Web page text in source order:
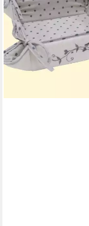
Binden faltbar,
tlg)
11,99 € UVP17,99 €
-33%
lieferbar - in 3-4